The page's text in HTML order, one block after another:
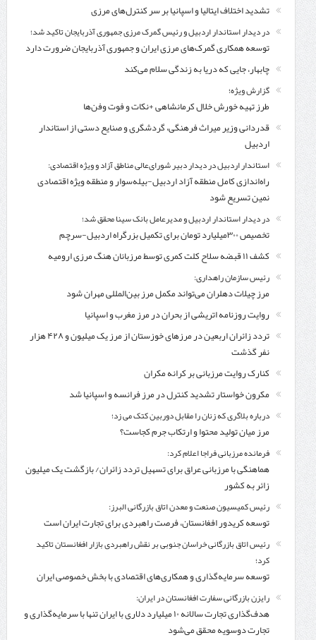
تشدید اختلاف ایتالیا و اسپانیا بر سر کنترل‌های مرزی
در دیدار استاندار اردبیل و رئیس گمرک مرزی جمهوری آذربایجان تاکید شد؛
توسعه همکاری گمرک‌های مرزی ایران و جمهوری آذربایجان ضرورت دارد
چابهار، جایی که دریا به زندگی سلام می‌کند
گزارش ویژه؛
طرز تهیه خورش خلال کرمانشاهی +نکات و فوت وفن‌ها
قدردانی وزیر میراث فرهنگی، گردشگری و صنایع دستی از استاندار
اردبیل
استاندار اردبیل در دیدار دبیر شورای‌عالی مناطق آزاد و ویژه اقتصادی:
راه‌اندازی کامل منطقه آزاد اردبیل-بیله‌سوار و منطقه ویژه اقتصادی
نمین تسریع شود
در دیدار استاندار اردبیل و مدیرعامل بانک سینا محقق شد؛
تخصیص ۳۰۰میلیارد تومان برای تکمیل بزرگراه اردبیل-سرچم
کشف ۱۱ قبضه سلاح کلت کمری توسط مرزبانان هنگ مرزی ارومیه
رئیس سازمان راهداری:
مرز چیلات دهلران می‌تواند مکمل مرز بین‌المللی مهران شود
روایت روزنامه اتریشی از بحران در مرز مغرب و اسپانیا
تردد زائران اربعین در مرزهای خوزستان از مرز یک میلیون و ۴۲۸ هزار
نفر گذشت
کنارک روایت مرزبانی بر کرانه مکران
مکرون خواستار تشدید کنترل‌ در مرز فرانسه و اسپانیا شد
درباره بلاگری که زنان را مقابل دوربین کتک می زد؛
مرز میان تولید محتوا و ارتکاب جرم کجاست؟
فرمانده مرزبانی فراجا اعلام کرد:
هماهنگی با مرزبانی عراق برای تسهیل تردد زائران/ بازگشت یک میلیون
زائر به کشور
رئیس کمیسیون صنعت و معدن اتاق بازرگانی البرز:
توسعه کریدور افغانستان، فرصت راهبردی برای تجارت ایران است
رئیس اتاق بازرگانی خراسان جنوبی بر نقش راهبردی بازار افغانستان تاکید
کرد؛
توسعه سرمایه‌گذاری و همکاری‌های اقتصادی با بخش خصوصی ایران
رایزن بازرگانی سفارت افغانستان در ایران:
هدف‌گذاری تجارت سالانه ۱۰ میلیارد دلاری با ایران تنها با سرمایه‌گذاری و
تجارت دوسویه محقق می‌شود